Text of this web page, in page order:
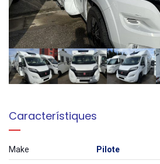
Característiques
Make Pilote